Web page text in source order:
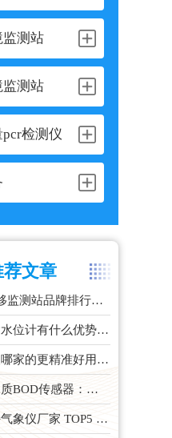
测站
监测站
检测仪
荐文章
GNSS位移监测站品牌排行与选型推荐
平板雷达水位计有什么优势？精准耐用品牌top1推荐！
电子水尺哪家的更精准好用？推荐云境天合TH-SC系列经济型设备
双光源水质BOD传感器：在线水体有机物监测设备厂家推荐
袖珍手持气象仪厂家 TOP5 实力榜单